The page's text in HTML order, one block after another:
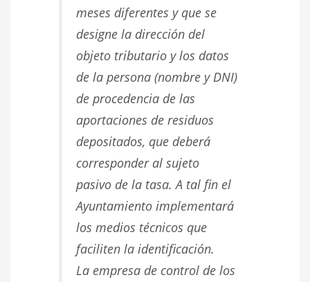
meses diferentes y que se
designe la dirección del
objeto tributario y los datos
de la persona (nombre y DNI)
de procedencia de las
aportaciones de residuos
depositados, que deberá
corresponder al sujeto
pasivo de la tasa. A tal fin el
Ayuntamiento implementará
los medios técnicos que
faciliten la identificación.
La empresa de control de los